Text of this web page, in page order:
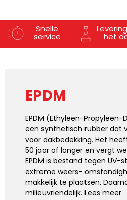
Snelle
service het
EPDM
EPDM (Ethyleen-
een synthetisch rubber dat
voor dakbedekking. Het
50 jaar of langer en vergt
EPDM is bestand tegen UV-
extreme weers-
makkelijk te plaatsen.
milieuvriendelijk. Lees meer